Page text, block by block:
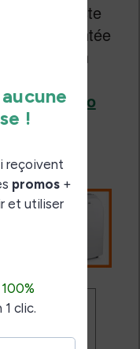
qui reste
à la montée
en
de laVivlio